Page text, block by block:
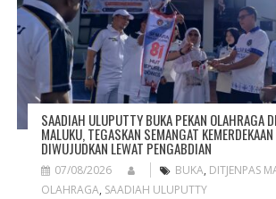
SAADIAH ULUPUTTY BUKA PEKAN OLAHRAGA
MALUKU, TEGASKAN SEMANGAT
DIWUJUDKAN LEWAT PENGABDIAN
07/08/2026 BUKA, DITJENPAS
OLAHRAGA, SAADIAH ULUPUTTY